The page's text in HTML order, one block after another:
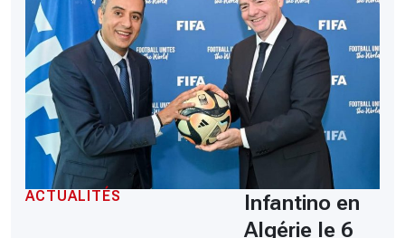
ACTUALITÉS
Infantino en
Algérie le 6